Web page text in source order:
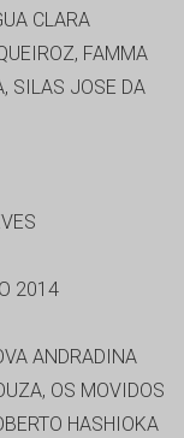
CLARA
FAMMA
SILAS JOSE DA
2014
ANDRADINA
OS MOVIDOS
HASHIOKA